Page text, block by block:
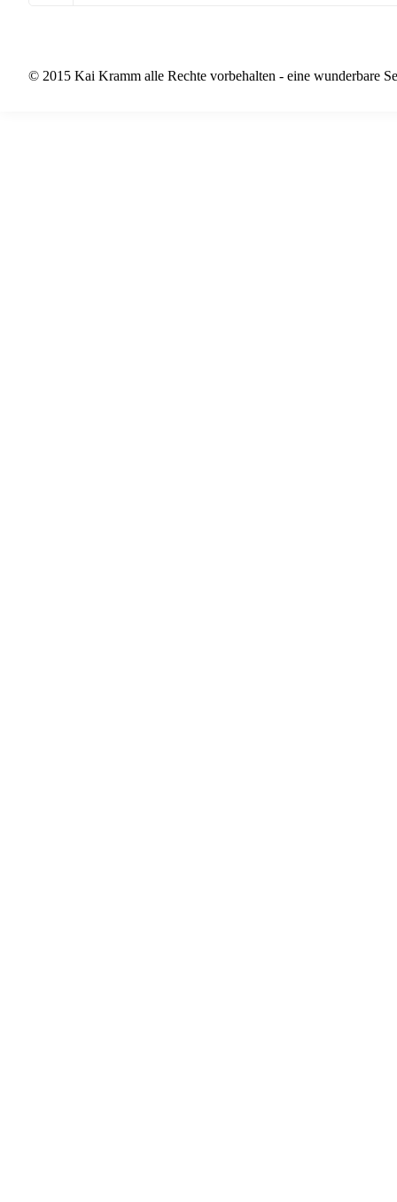
© 2015 Kai Kramm alle Rechte vorbehalten - eine wunderbare